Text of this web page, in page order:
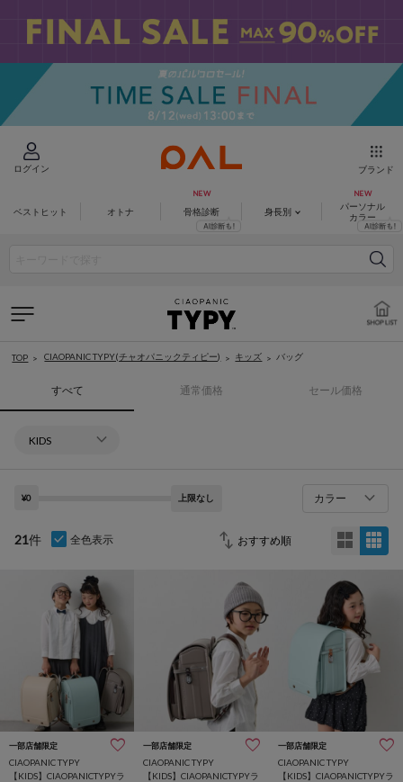
ログイン ブランド
ベストヒット オトナ 骨格診断 身長別
パーソナル
カラー
TOP CIAOPANIC TYPY(チャオパニックティピー) キッズ バッグ
すべて 通常価格 セール価格
¥0 上限なし カラー
21件 全色表示
一部店舗限定
CIAOPANIC TYPY
【KIDS】CIAOPANICTYPYラ
一部店舗限定
CIAOPANIC TYPY
【KIDS】CIAOPANICTYPYラ
一部店舗限定
CIAOPANIC TYPY
【KIDS】CIAOPANICTYPYラ